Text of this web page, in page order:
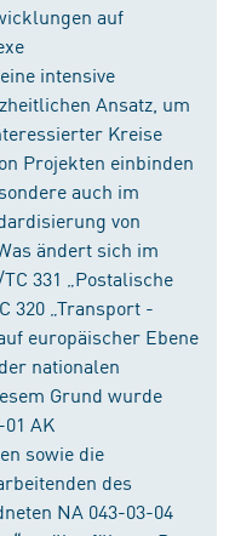
auf
intensive
Ansatz, um
Kreise
Projekten einbinden
auch im
von
ändert sich im
331 „Postalische
320 „Transport -
europäischer Ebene
nationalen
Grund wurde
AK
sowie die
des
NA 043-03-04